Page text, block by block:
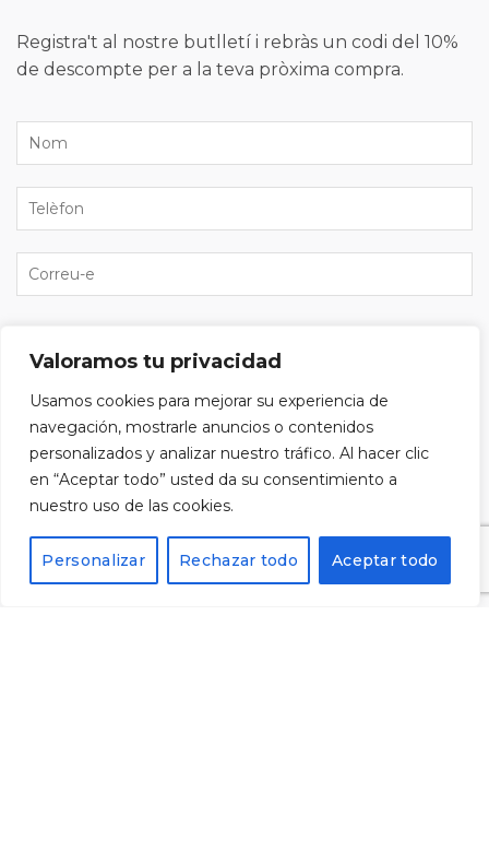
Valoramos tu privacidad
Usamos cookies para mejorar su experiencia de
navegación, mostrarle anuncios o contenidos
personalizados y analizar nuestro tráfico. Al hacer clic
en “Aceptar todo” usted da su consentimiento a
nuestro uso de las cookies.
Personalizar Rechazar todo Aceptar todo
Registra't al nostre butlletí i rebràs un codi del 10%
de descompte per a la teva pròxima compra.
subscriure'm al butlletí.
Alternative: